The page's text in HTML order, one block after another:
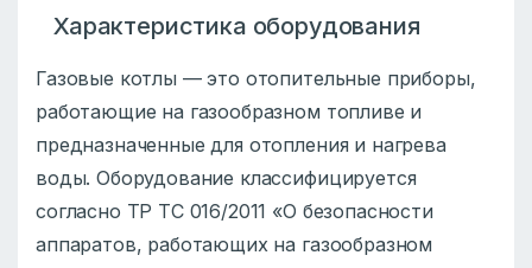
Характеристика оборудования
Газовые котлы — это отопительные приборы,
работающие на газообразном топливе и
предназначенные для отопления и нагрева
воды. Оборудование классифицируется
согласно ТР ТС 016/2011 «О безопасности
аппаратов, работающих на газообразном